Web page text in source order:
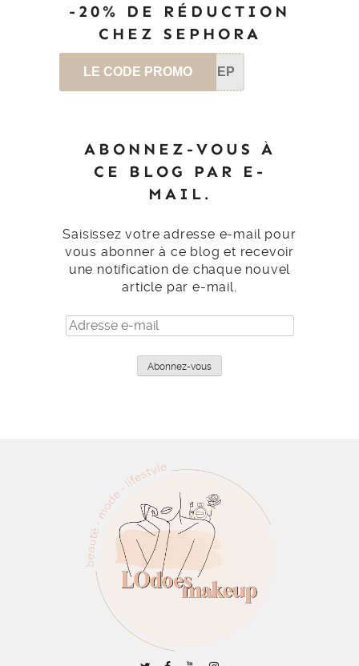
-20% DE RÉDUCTION
CHEZ SEPHORA
LE CODE PROMO SEP
ABONNEZ-VOUS À
CE BLOG PAR E-
MAIL.
Saisissez votre adresse e-mail pour
vous abonner à ce blog et recevoir
une notification de chaque nouvel
article par e-mail.
Adresse
e-
Abonnez-vous